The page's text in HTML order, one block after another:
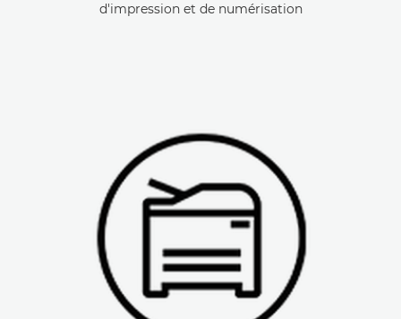
d'impression et de numérisation